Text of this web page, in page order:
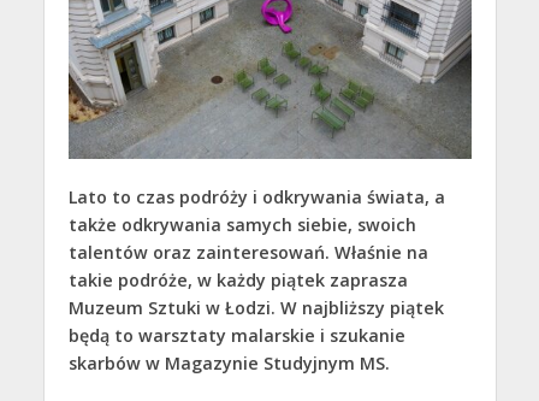
Lato to czas podróży i odkrywania świata, a
także odkrywania samych siebie, swoich
talentów oraz zainteresowań. Właśnie na
takie podróże, w każdy piątek zaprasza
Muzeum Sztuki w Łodzi. W najbliższy piątek
będą to warsztaty malarskie i szukanie
skarbów w Magazynie Studyjnym MS.